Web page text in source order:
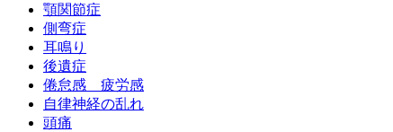
顎関節症
側弯症
耳鳴り
後遺症
倦怠感 疲労感
自律神経の乱れ
頭痛